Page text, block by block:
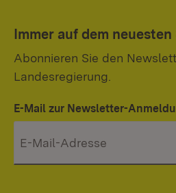
Immer auf dem neuesten
Abonnieren Sie den
Landesregierung.
E-Mail zur Newsletter-